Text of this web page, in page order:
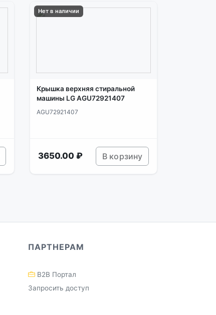
Нет в наличии
Крышка верхняя стиральной
машины LG AGU72921407
AGU72921407
3650.00 ₽ В корзину
ПАРТНЕРАМ
B2B Портал
Запросить доступ